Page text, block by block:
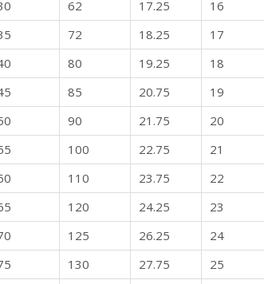
62 17.25 16
72 18.25 17
80 19.25 18
85 20.75 19
90 21.75 20
100 22.75 21
110 23.75 22
120 24.25 23
125 26.25 24
130 27.75 25